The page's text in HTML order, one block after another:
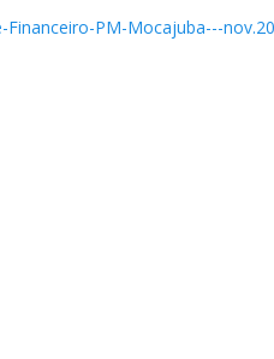
Financeiro-PM-Mocajuba---